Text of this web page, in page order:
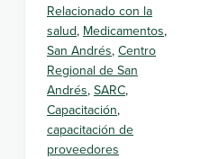
Relacionado con la
salud, Medicamentos,
San Andrés, Centro
Regional de San
Andrés, SARC,
Capacitación,
capacitación de
proveedores